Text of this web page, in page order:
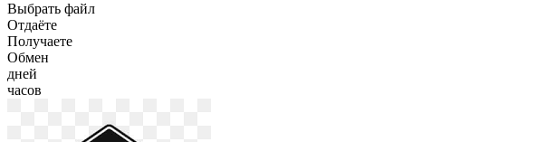
Выбрать файл
Отдаёте
Получаете
Обмен
дней
часов